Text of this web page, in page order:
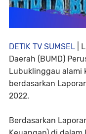
DETIK TV SUMSEL |
Daerah (BUMD)
Lubuklinggau alami
berdasarkan
2022.
Berdasarkan